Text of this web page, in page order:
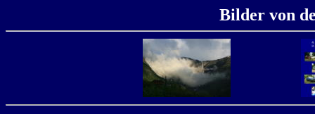
Bilder von